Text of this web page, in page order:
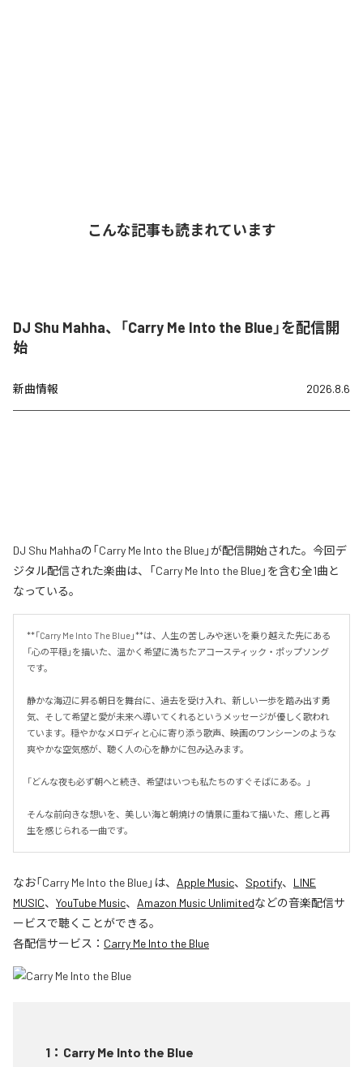
こんな記事も読まれています
DJ Shu Mahha、「Carry Me Into the Blue」を配信開
始
新曲情報 2026.8.6
DJ Shu Mahhaの「Carry Me Into the Blue」が配信開始された。今回デ
ジタル配信された楽曲は、「Carry Me Into the Blue」を含む全1曲と
なっている。
**「Carry Me Into The Blue」**は、人生の苦しみや迷いを乗り越えた先にある
「心の平穏」を描いた、温かく希望に満ちたアコースティック・ポップソング
です。
静かな海辺に昇る朝日を舞台に、過去を受け入れ、新しい一歩を踏み出す勇
気、そして希望と愛が未来へ導いてくれるというメッセージが優しく歌われ
ています。穏やかなメロディと心に寄り添う歌声、映画のワンシーンのような
爽やかな空気感が、聴く人の心を静かに包み込みます。
「どんな夜も必ず朝へと続き、希望はいつも私たちのすぐそばにある。」
そんな前向きな想いを、美しい海と朝焼けの情景に重ねて描いた、癒しと再
生を感じられる一曲です。
なお「Carry Me Into the Blue」は、 Apple Music、 Spotify、 LINE
MUSIC、 YouTube Music、 Amazon Music Unlimitedなどの音楽配信サ
ービスで聴くことができる。
各配信サービス： Carry Me Into the Blue
1 ： Carry Me Into the Blue